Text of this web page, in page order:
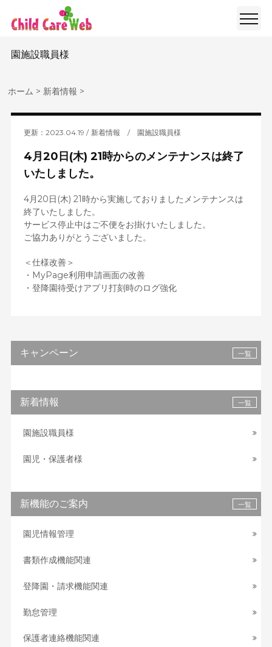
園施設職員様
ホーム > 新着情報 >
更新：2023.04.19 新着情報 / 園施設職員様
4月20日(木) 21時からのメンテナンスは終了
いたしました。
4月20日(木) 21時から実施しておりましたメンテナンスは
終了いたしました。
サービス停止中はご不便をお掛けいたしました。
ご協力ありがとうございました。
＜仕様改善＞
・MyPage利用申請画面の改善
・登降園待受けアプリ打刻時のログ強化
キャンペーン 一覧
新着情報 一覧
園施設職員様
園児・保護者様
新機能のご案内 一覧
園児情報管理
書類作成機能関連
登降園・請求機能関連
勤怠管理
保護者連絡機能関連